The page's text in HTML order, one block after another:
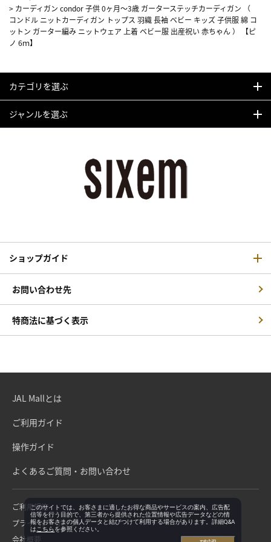
> カーディガン condor 子供 0ヶ月～3歳 ガーターステッチカーディガン （
コンドル ニットカーディガン トップス 羽織 長袖 ベビー キッズ 子供服 綿 コ
ットン ガーター編み ニットウェア 上着 ベビー服 出産祝い 赤ちゃん ） 【ピ
ノ 6ｍ】
カテゴリを選ぶ
ジャンルを選ぶ
ショップガイド
お問い合わせ先
特商法に基づく表示
JAL Mallとは
ご利用ガイド
操作ガイド
よくあるご質問・お問い合わせ
ご利用規約
プライバシーポリシー
会社概要
このサイトでは、お客さまに適したお得な商品やサービスの案内、広告配
信等を行う目的で、第三者から提供された位置情報や広告データなどの情
報をお客さまの個人データと結びつけて利用する場合があります。詳細Q&A
は こちらを参照ください。